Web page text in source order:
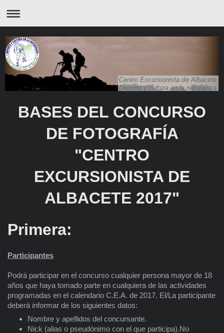
Centro Excursionista de Albacete
Deporte y cultura en la naturaleza
BASES DEL CONCURSO
DE FOTOGRAFÍA
"CENTRO
EXCURSIONISTA DE
ALBACETE 2017"
Primera:
Participantes
Podrá participar en el concurso cualquier persona mayor de 18
años que haya tomado parte en cualquiera de las actividades
programadas en el calendario C.E.A. de 2017. El/La participante
deberá informar de los siguientes datos:
Nombre y apellidos del concursante.
Nick (alias o pseudónimo con el que participa).No